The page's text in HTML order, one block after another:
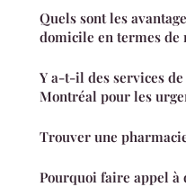
Quels sont les
domicile en termes de
Y a-t-il des services
Montréal pour les
Trouver une
Pourquoi faire appel à